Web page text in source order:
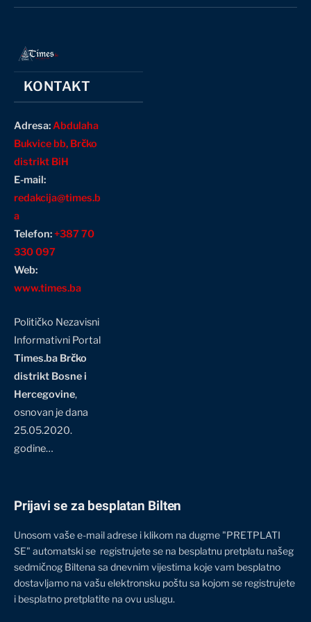
(Twitter)
KONTAKT
Adresa:Abdulaha
Bukvice bb, Brčko
distrikt BiH
E-mail:
redakcija@times.b
a
Telefon:+387 70
330 097
Web:
www.times.ba
Političko Nezavisni
Informativni Portal
Times.ba Brčko
distrikt Bosne i
Hercegovine,
osnovan je dana
25.05.2020.
godine…
Prijavi se za besplatan Bilten
Unosom vaše e-mail adrese i klikom na dugme "PRETPLATI
SE" automatski se registrujete se na besplatnu pretplatu našeg
sedmičnog Biltena sa dnevnim vijestima koje vam besplatno
dostavljamo na vašu elektronsku poštu sa kojom se registrujete
i besplatno pretplatite na ovu uslugu.